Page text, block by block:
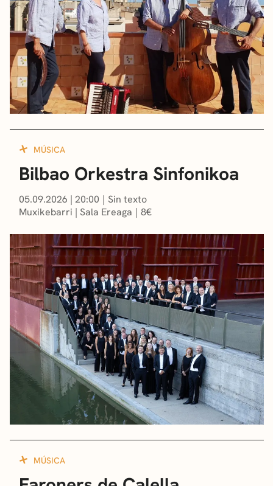
MÚSICA
Bilbao Orkestra Sinfonikoa
05.09.2026 | 20:00
Sin texto
Muxikebarri | Sala Ereaga 8€
MÚSICA